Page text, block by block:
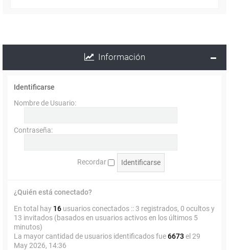
Información
Identificarse
Nombre de Usuario:
Contraseña:
Recordar
¿Quién está conectado?
En total hay 16 usuarios conectados :: 3 registrados, 0 ocultos y
13 invitados (basados en usuarios activos en los últimos 5
minutos)
La mayor cantidad de usuarios identificados fue6673 el 29
May 2026, 14:36